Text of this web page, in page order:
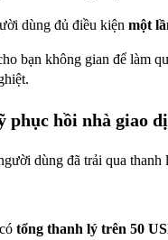
dùng đủ điều kiện một
bạn không gian để làm
phục hồi nhà giao
dùng đã trải qua thanh
tổng thanh lý trên 50